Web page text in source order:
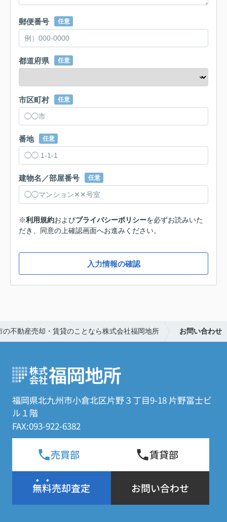
郵便番号 任意
都道府県 任意
市区町村 任意
番地 任意
建物名／部屋番号 任意
※利用規約およびプライバシーポリシーを必ずお読みいた
だき、同意の上確認画面へお進みください。
入力情報の確認
の不動産売却・賃貸のことなら株式会社福岡地所 お問い合わせ
福岡県北九州市小倉北区片野３丁目9-18 片野冨士ビ
ル１階
FAX:093-922-6382
売買部 賃貸部
無料売却査定 お問い合わせ